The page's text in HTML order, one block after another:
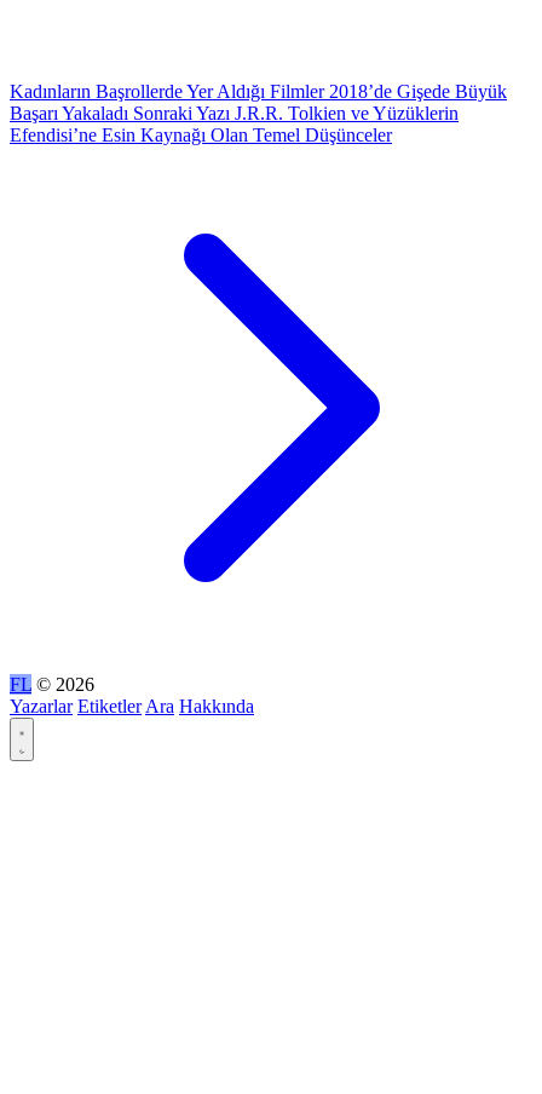
Kadınların Başrollerde Yer Aldığı Filmler 2018’de Gişede Büyük
Başarı Yakaladı Sonraki Yazı J.R.R. Tolkien ve Yüzüklerin
Efendisi’ne Esin Kaynağı Olan Temel Düşünceler
FL © 2026
Yazarlar Etiketler Ara Hakkında